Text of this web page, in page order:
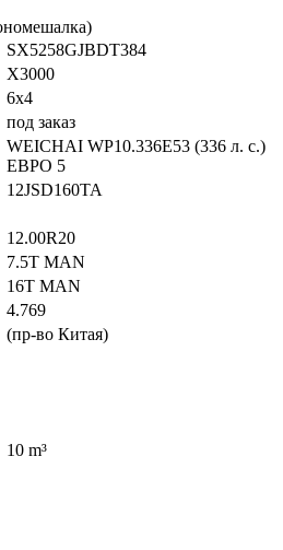
SX5258GJBDT384
X3000
6х4
под заказ
WEICHAI WP10.336E53 (336 л. с.)
ЕВРО 5
12JSD160TA
12.00R20
7.5T MAN
16T MAN
4.769
(пр-во Китая)
10 m³